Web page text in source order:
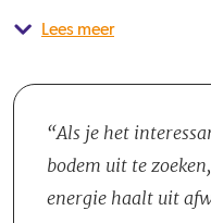
Je werkt samen met twee
onderdeel uit van het team
Lees meer
Als je het
bodem uit te
energie haalt uit